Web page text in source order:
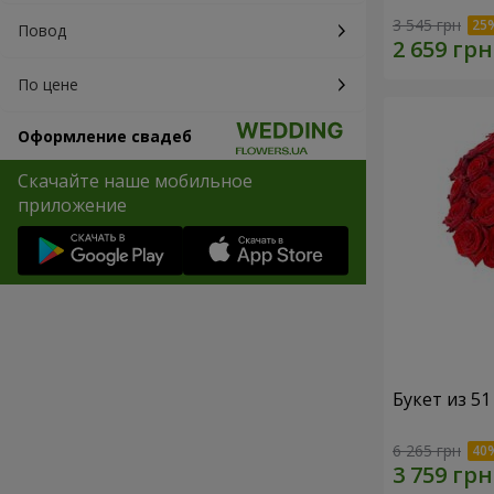
Повод
По цене
Оформление свадеб
Скачайте наше мобильное
приложение
3 545 грн
Букет из
6 265 грн